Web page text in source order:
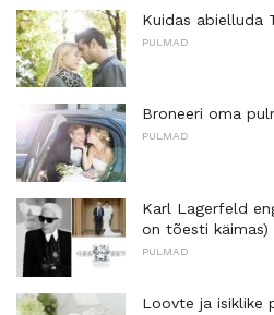
Kuidas abielluda
PULMAD
Broneeri oma
PULMAD
Karl Lagerfeld
on tõesti käimas)
PULMAD
Loovte ja isiklike